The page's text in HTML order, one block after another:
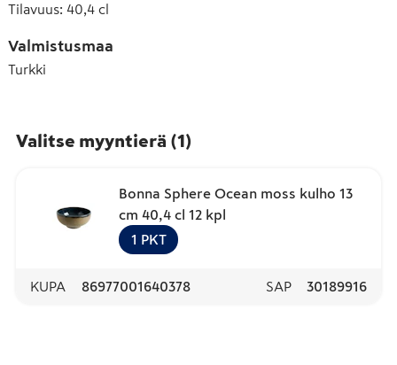
Tilavuus: 40,4 cl
Valmistusmaa
Turkki
Valitse myyntierä (1)
Bonna Sphere Ocean moss kulho 13
cm 40,4 cl 12 kpl
1 PKT
KUPA 86977001640378 SAP 30189916